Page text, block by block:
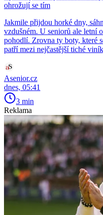
ohrožují se tím
Jakmile přijdou horké dny,
vzdušném. U seniorů ale letní
pohodlí. Zrovna ty boty, které
patří mezi nejčastější tiché
Asenior.cz
dnes, 05:41
3 min
Reklama